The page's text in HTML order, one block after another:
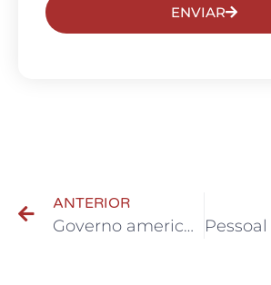
ENVIAR
ANTERIOR
Governo americano aplica Lei Magnitsky contra Alexandre de Moraes